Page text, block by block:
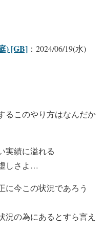
) [GB] ：2024/06/19(水)
るこのやり方はなんだか
実績に溢れる
しさよ…
に今この状況であろう
況の為にあるとすら言え